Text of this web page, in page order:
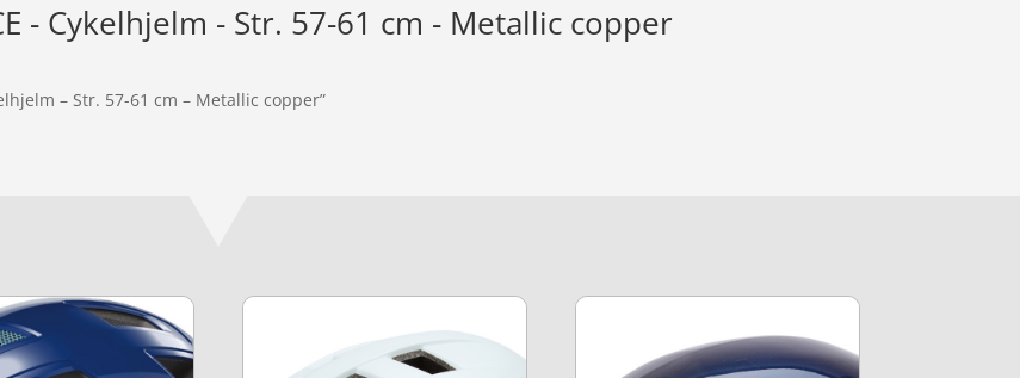
- Cykelhjelm - Str. 57-61 cm - Metallic copper
– Str. 57-61 cm – Metallic copper”